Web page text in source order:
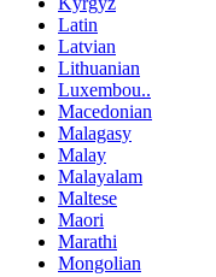
Latin
Latvian
Lithuanian
Luxembou..
Macedonian
Malagasy
Malay
Malayalam
Maltese
Maori
Marathi
Mongolian